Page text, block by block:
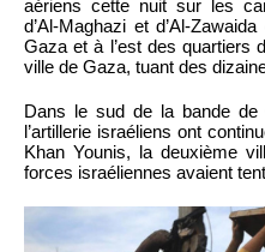
aériens cette nuit sur les
d’Al-Maghazi et d’Al-
Gaza et à l’est des quartiers
ville de Gaza, tuant des
Dans le sud de la bande
l’artillerie israéliens ont
Khan Younis, la deuxième
forces israéliennes avaient